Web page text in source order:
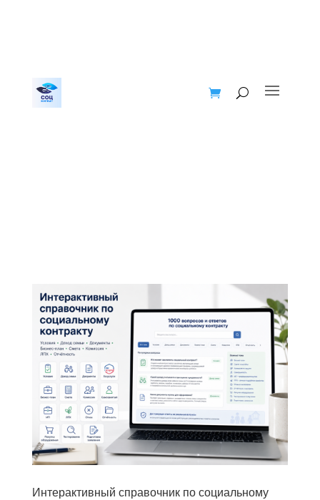
Интерактивный справочник по социальному